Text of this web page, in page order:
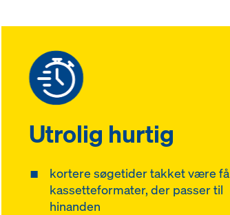
Utrolig hurtig
kortere søgetider takket være få
kassetteformater, der passer til
hinanden